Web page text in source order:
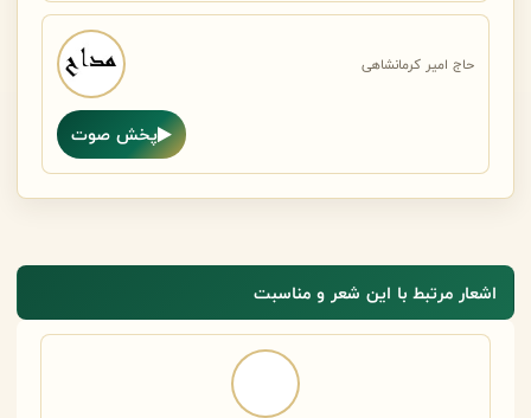
حاج امیر کرمانشاهی
پخش صوت
اشعار مرتبط با این شعر و مناسبت